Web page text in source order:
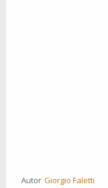
Autor Giorgio Faletti